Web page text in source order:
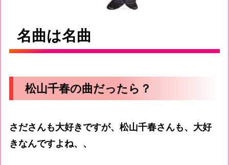
名曲は名曲
松山千春の曲だったら？
さださんも大好きですが、松山千春さんも、大好
きなんですよね、、